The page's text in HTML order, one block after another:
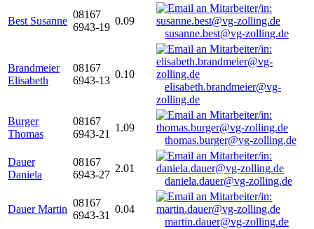
Best Susanne
08167
6943-19
0.09
susanne.best@vg-zolling.de
Brandmeier
Elisabeth
08167
6943-13
0.10
elisabeth.brandmeier@vg-
zolling.de
Burger
Thomas
08167
6943-21
1.09
thomas.burger@vg-zolling.de
Dauer
Daniela
08167
6943-27
2.01
daniela.dauer@vg-zolling.de
Dauer Martin
08167
6943-31
0.04
martin.dauer@vg-zolling.de